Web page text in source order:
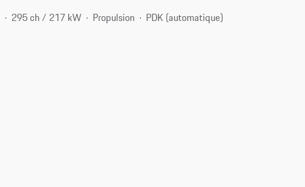
295 ch / 217 kW Propulsion
PDK (automatique)